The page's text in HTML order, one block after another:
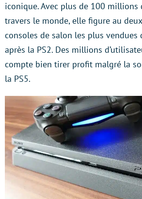
iconique. Avec plus de 100 millions
travers le monde, elle figure au
consoles de salon les plus vendues
après la PS2. Des millions
compte bien tirer profit malgré la
la PS5.